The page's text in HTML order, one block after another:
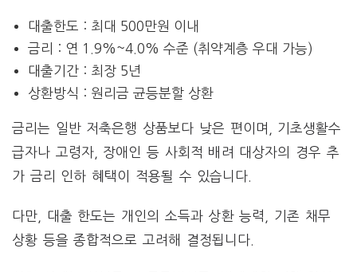
대출한도 : 최대 500만원 이내
금리 : 연 1.9%~4.0% 수준 (취약계층 우대 가능)
대출기간 : 최장 5년
상환방식 : 원리금 균등분할 상환
금리는 일반 저축은행 상품보다 낮은 편이며, 기초생활수
급자나 고령자, 장애인 등 사회적 배려 대상자의 경우 추
가 금리 인하 혜택이 적용될 수 있습니다.
다만, 대출 한도는 개인의 소득과 상환 능력, 기존 채무
상황 등을 종합적으로 고려해 결정됩니다.